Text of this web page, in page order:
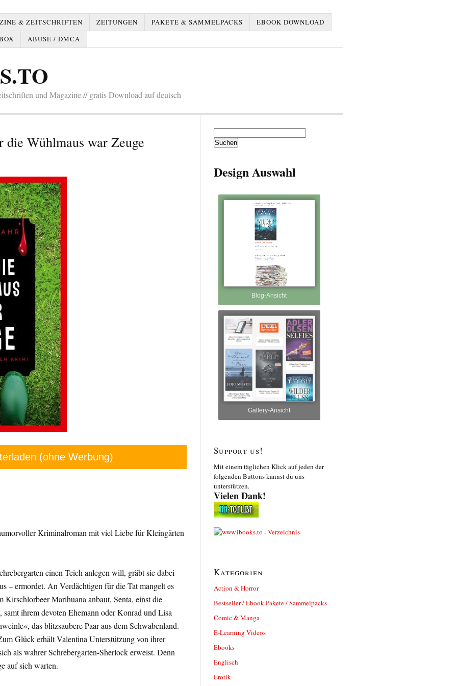
& ZEITSCHRIFTEN ZEITUNGEN PAKETE & SAMMELPACKS
EBOOK DOWNLOAD
ABUSE / DMCA
und Magazine // gratis Download auf deutsch
Wühlmaus war Zeuge
(ohne Werbung)
Kriminalroman mit viel Liebe für Kleingärten
einen Teich anlegen will, gräbt sie dabei
– ermordet. An Verdächtigen für die Tat mangelt es
Marihuana anbaut, Senta, einst die
ihrem devoten Ehemann oder Konrad und Lisa
das blitzsaubere Paar aus dem Schwabenland.
Glück erhält Valentina Unterstützung von ihrer
als wahrer Schrebergarten-Sherlock erweist. Denn
auf sich warten.
nach:
Design Auswahl
Blog-Ansicht
Gallery-Ansicht
Support us!
Mit einem täglichen Klick auf jeden der
folgenden Buttons kannst du uns
unterstützen.
Vielen Dank!
Kategorien
Action & Horror
Bestseller / Ebook-Pakete / Sammelpacks
Comic & Manga
E-Learning Videos
Ebooks
Englisch
Erotik